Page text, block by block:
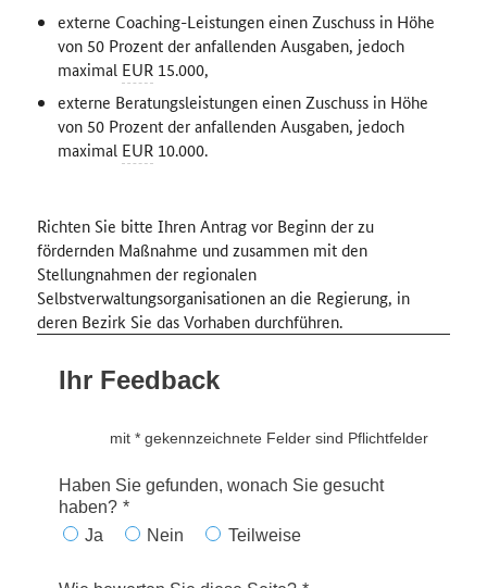
externe Coaching-Leistungen einen Zuschuss in Höhe
von 50 Prozent der anfallenden Ausgaben, jedoch
maximal EUR15.000,
externe Beratungsleistungen einen Zuschuss in Höhe
von 50 Prozent der anfallenden Ausgaben, jedoch
maximal EUR10.000.
Richten Sie bitte Ihren Antrag vor Beginn der zu
fördernden Maßnahme und zusammen mit den
Stellungnahmen der regionalen
Selbstverwaltungsorganisationen an die Regierung, in
deren Bezirk Sie das Vorhaben durchführen.